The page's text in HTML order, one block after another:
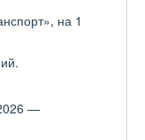
на 1
—